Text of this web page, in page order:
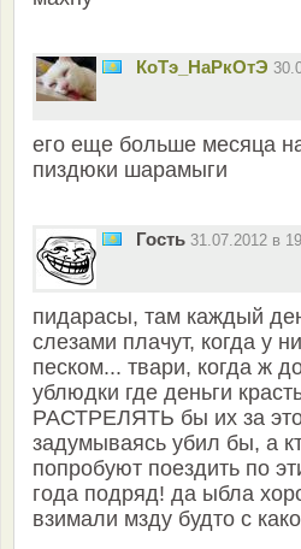
КоТэ_НаРкОтЭ
его еще больше месяца
пиздюки шарамыги
Гость 31.07.2012 в
пидарасы, там каждый
слезами плачут, когда у
песком... твари, когда ж
ублюдки где деньги
РАСТРЕЛЯТЬ бы их за
задумываясь убил бы, а
попробуют поездить по
года подряд! да ыбла
взимали мзду будто с